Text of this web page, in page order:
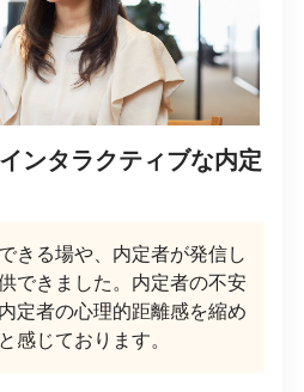
ンタラクティブな内定
きる場や、内定者が発信し
できました。内定者の不安
定者の心理的距離感を縮め
感じております。